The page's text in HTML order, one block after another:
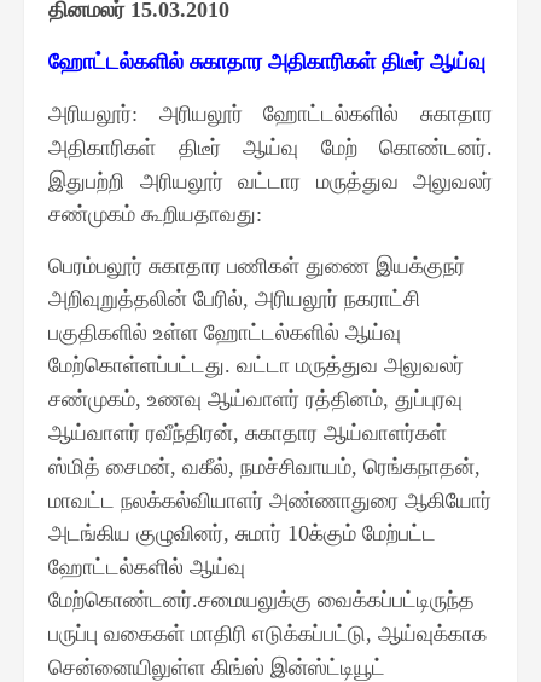
தினமலர் 15.03.2010
ஹோட்டல்களில் சுகாதார அதிகாரிகள் திடீர் ஆய்வு
அரியலூர்: அரியலூர் ஹோட்டல்களில் சுகாதார
அதிகாரிகள் திடீர் ஆய்வு மேற் கொண்டனர்.
இதுபற்றி அரியலூர் வட்டார மருத்துவ அலுவலர்
சண்முகம் கூறியதாவது:
பெரம்பலூர் சுகாதார பணிகள் துணை இயக்குநர்
அறிவுறுத்தலின் பேரில், அரியலூர் நகராட்சி
பகுதிகளில் உள்ள ஹோட்டல்களில் ஆய்வு
மேற்கொள்ளப்பட்டது. வட்டா மருத்துவ அலுவலர்
சண்முகம், உணவு ஆய்வாளர் ரத்தினம், துப்புரவு
ஆய்வாளர் ரவீந்திரன், சுகாதார ஆய்வாளர்கள்
ஸ்மித் சைமன், வகீல், நமச்சிவாயம், ரெங்கநாதன்,
மாவட்ட நலக்கல்வியாளர் அண்ணாதுரை ஆகியோர்
அடங்கிய குழுவினர், சுமார் 10க்கும் மேற்பட்ட
ஹோட்டல்களில் ஆய்வு
மேற்கொண்டனர்.சமையலுக்கு வைக்கப்பட்டிருந்த
பருப்பு வகைகள் மாதிரி எடுக்கப்பட்டு, ஆய்வுக்காக
சென்னையிலுள்ள கிங்ஸ் இன்ஸ்ட்டியூட்